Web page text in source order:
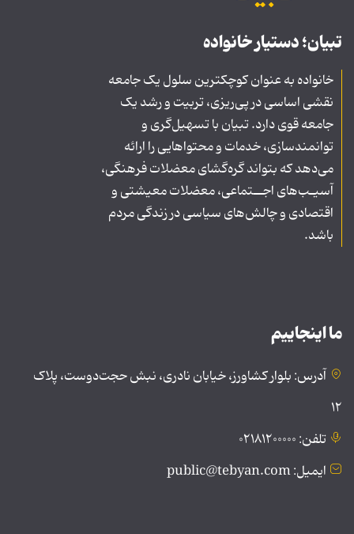
تبیان؛ دستیار خانواده
خانواده به عنوان کوچکترین سلول یک جامعه
نقشی اساسی در پی‌ریزی، تربیت و رشد یک
جامعه قوی دارد. تبیان با تسهیل‌گری و
توانمندسازی، خدمات و محتواهایی را ارائه
می‌دهد که بتواند گره‌گشای معضلات فرهنگی،
آسیـب‌های اجــتماعی، معضلات معیشتی و
اقتصادی و چالش‌های سیاسی در زندگی مردم
باشد.
ما اینجاییم
آدرس: بلوار کشاورز، خیابان نادری، نبش حجت‌دوست، پلاک
۱۲
تلفن: ۰۲۱۸۱۲۰۰۰۰۰
ایمیل: public@tebyan.com